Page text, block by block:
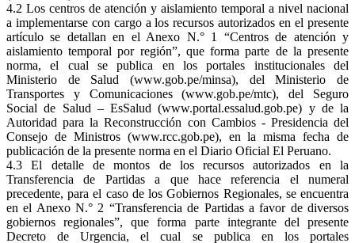
4.2 Los centros de atención y aislamiento temporal a nivel nacional
a implementarse con cargo a los recursos autorizados en el presente
artículo se detallan en el Anexo N.° 1 “Centros de atención y
aislamiento temporal por región”, que forma parte de la presente
norma, el cual se publica en los portales institucionales del
Ministerio de Salud (www.gob.pe/minsa), del Ministerio de
Transportes y Comunicaciones (www.gob.pe/mtc), del Seguro
Social de Salud – EsSalud (www.portal.essalud.gob.pe) y de la
Autoridad para la Reconstrucción con Cambios - Presidencia del
Consejo de Ministros (www.rcc.gob.pe), en la misma fecha de
publicación de la presente norma en el Diario Oficial El Peruano.
4.3 El detalle de montos de los recursos autorizados en la
Transferencia de Partidas a que hace referencia el numeral
precedente, para el caso de los Gobiernos Regionales, se encuentra
en el Anexo N.° 2 “Transferencia de Partidas a favor de diversos
gobiernos regionales”, que forma parte integrante del presente
Decreto de Urgencia, el cual se publica en los portales